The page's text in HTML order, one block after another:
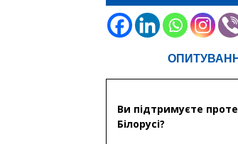
Ви підтримуєте
Білорусі?